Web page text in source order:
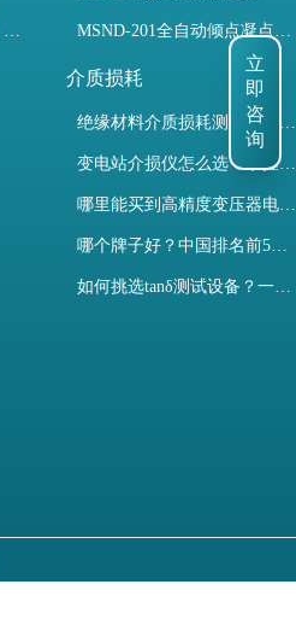
MSND-201全自动倾点凝点测试仪
介质损耗
绝缘材料介质损耗测试仪怎么选？看木森电气B端定制如何升级测试效率
变电站介损仪怎么选？掌握采购要点-木森电气
哪里能买到高精度变压器电容量及介损测试仪？快速解决选型难题
哪个牌子好？中国排名前5介质损耗测试仪选型对比快速解决测量难题
如何挑选tanδ测试设备？一文掌握高压介质损耗测试仪采购核心
立
即
咨
询